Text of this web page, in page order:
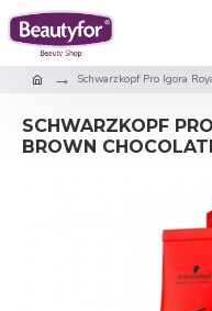
Schwarzkopf Pro Igora
SCHWARZKOPF
BROWN